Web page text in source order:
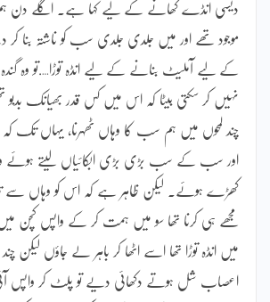
دیسی انڈے کھانے کے لیے کہا ہے۔ اگلے دن
موجود تھے اور میں جلدی جلدی سب کو ناشتہ بنا
کے لیے آملیٹ بنانے کے لیے انڈہ توڑا….تو وہ گندہ
نہیں کر سکتی بیٹا کہ اس میں کس قدر بھیانک بدبو
چند لمحوں میں ہم سب کا وہاں ٹھہرنا، یہاں تک کہ
اور سب کے سب بڑی بڑی ابکائیاں لیتے ہوئے
کھڑے ہوئے۔ لیکن ظاہر ہے کہ اس کو وہاں سے
مجھے ہی کرنا تھا سو میں ہمت کر کے واپس کچن
میں انڈہ توڑا تھا اسے اٹھا کر باہر لے جاؤں لیکن
اعصاب شل ہوتے دکھائی دیے تو پلٹ کر واپس آئی